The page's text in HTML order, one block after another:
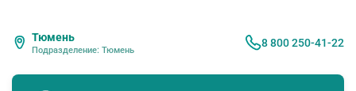
Тюмень
Подразделение: Тюмень
8 800 250-41-22